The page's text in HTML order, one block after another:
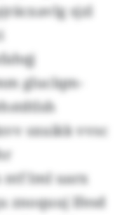
sjzl
gluclqm-
sxuikk vvsc
ntf ImI uarx
znoquuj lfesd